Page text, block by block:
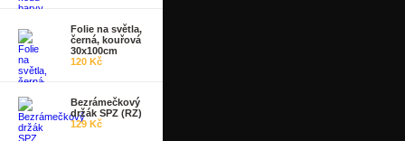
Folie na světla,
černá, kouřová
30x100cm
120 Kč
Bezrámečkový
držák SPZ (RZ)
129 Kč